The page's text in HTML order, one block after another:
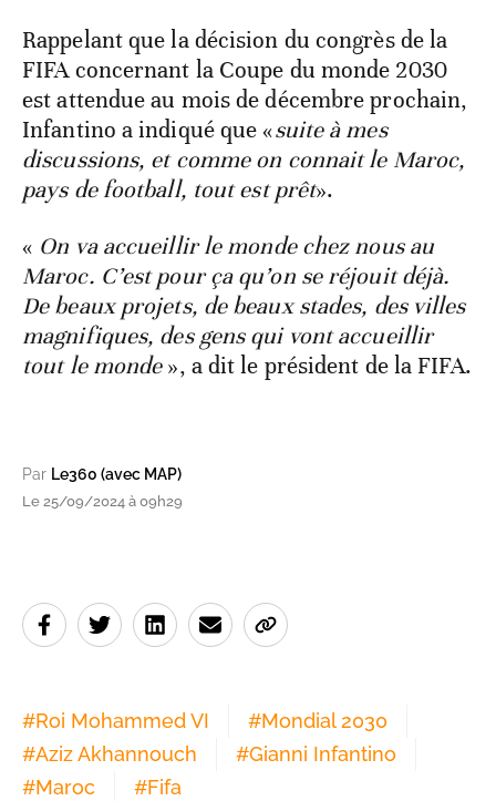
Rappelant que la décision du congrès de la
FIFA concernant la Coupe du monde 2030
est attendue au mois de décembre prochain,
Infantino a indiqué que «suite à mes
discussions, et comme on connait le Maroc,
pays de football, tout est prêt».
« On va accueillir le monde chez nous au
Maroc. C’est pour ça qu’on se réjouit déjà.
De beaux projets, de beaux stades, des villes
magnifiques, des gens qui vont accueillir
tout le monde», a dit le président de la FIFA.
Par Le360 (avec MAP)
Le 25/09/2024 à 09h29
#Roi Mohammed VI #Mondial 2030
#Aziz Akhannouch #Gianni Infantino
#Maroc #Fifa